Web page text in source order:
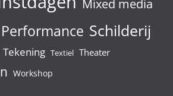
Mixed media
Performance Schilderij
Tekening Textiel Theater
Workshop